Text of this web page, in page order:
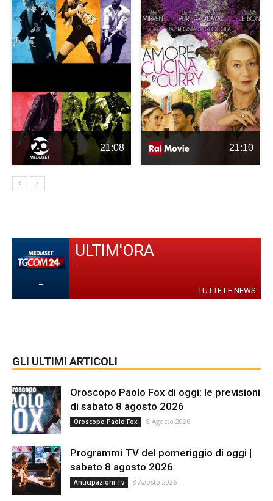
21:08 21:10
-
ULTIM'ORA
-
TUTTE LE NEWS
GLI ULTIMI ARTICOLI
Oroscopo Paolo Fox di oggi: le previsioni
di sabato 8 agosto 2026
Oroscopo Paolo Fox 8 Agosto 2026
Programmi TV del pomeriggio di oggi |
sabato 8 agosto 2026
Anticipazioni Tv 8 Agosto 2026